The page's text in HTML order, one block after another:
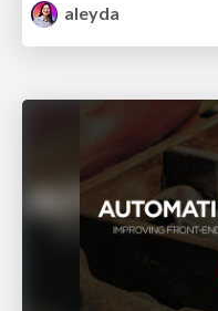
aleyda